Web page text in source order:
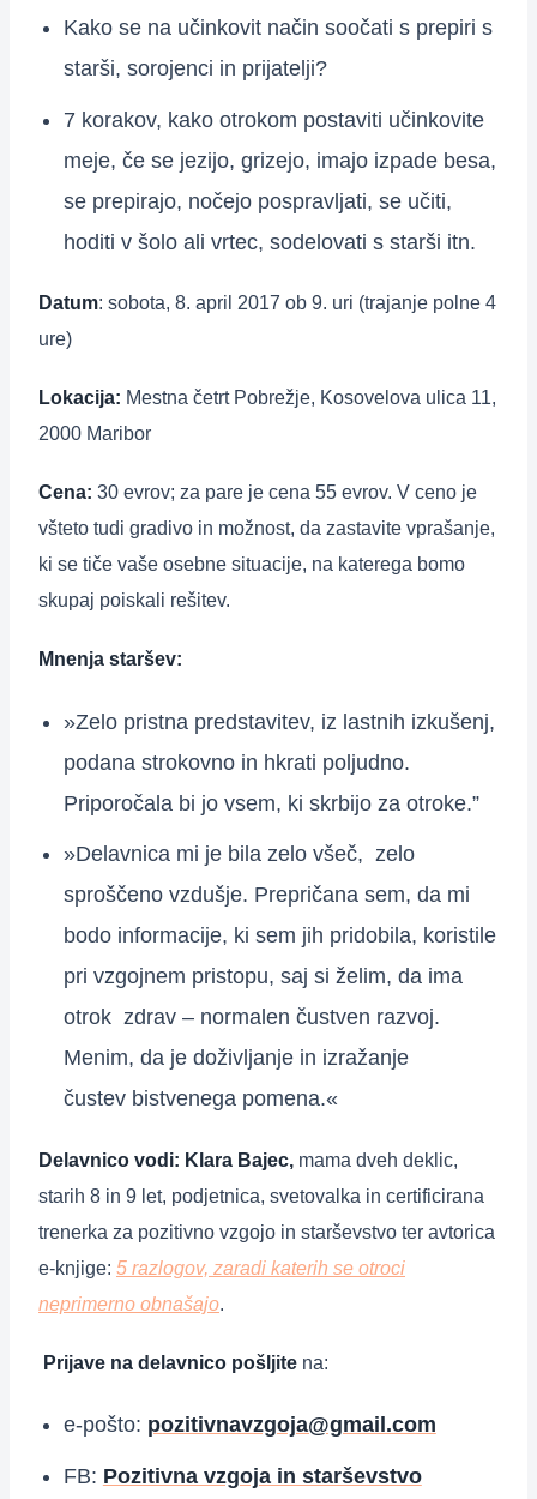
Kako se na učinkovit način soočati s prepiri s
starši, sorojenci in prijatelji?
7 korakov, kako otrokom postaviti učinkovite
meje, če se jezijo, grizejo, imajo izpade besa,
se prepirajo, nočejo pospravljati, se učiti,
hoditi v šolo ali vrtec, sodelovati s starši itn.
Datum: sobota, 8. april 2017 ob 9. uri (trajanje polne 4
ure)
Lokacija: Mestna četrt Pobrežje, Kosovelova ulica 11,
2000 Maribor
Cena: 30 evrov; za pare je cena 55 evrov. V ceno je
všteto tudi gradivo in možnost, da zastavite vprašanje,
ki se tiče vaše osebne situacije, na katerega bomo
skupaj poiskali rešitev.
Mnenja staršev:
»Zelo pristna predstavitev, iz lastnih izkušenj,
podana strokovno in hkrati poljudno.
Priporočala bi jo vsem, ki skrbijo za otroke.​”
»Delavnica mi je bila zelo všeč, zelo
sproščeno vzdušje. Prepričana sem, da mi
bodo informacije, ki sem jih pridobila, koristile
pri vzgojnem pristopu, saj si želim, da ima
otrok zdrav – normalen čustven razvoj.
Menim, da je doživljanje in izražanje
čustev bistvenega pomena.«
Delavnico vodi: Klara Bajec, mama dveh deklic,
starih 8 in 9 let, podjetnica, svetovalka in certificirana
trenerka za pozitivno vzgojo in starševstvo ter avtorica
e-knjige: 5 razlogov, zaradi katerih se otroci
neprimerno obnašajo.
Prijave na delavnico pošljite na:
e-pošto: pozitivnavzgoja@gmail.com
FB: Pozitivna vzgoja in starševstvo